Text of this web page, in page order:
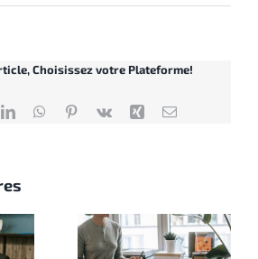
Choisissez votre Plateforme!
LinkedInWhatsApp
Pinterest
Vk Xing Email